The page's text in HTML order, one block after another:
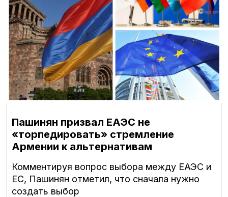
Пашинян призвал ЕАЭС не
«торпедировать» стремление
Армении к альтернативам
Комментируя вопрос выбора между ЕАЭС и
ЕС, Пашинян отметил, что сначала нужно
создать выбор